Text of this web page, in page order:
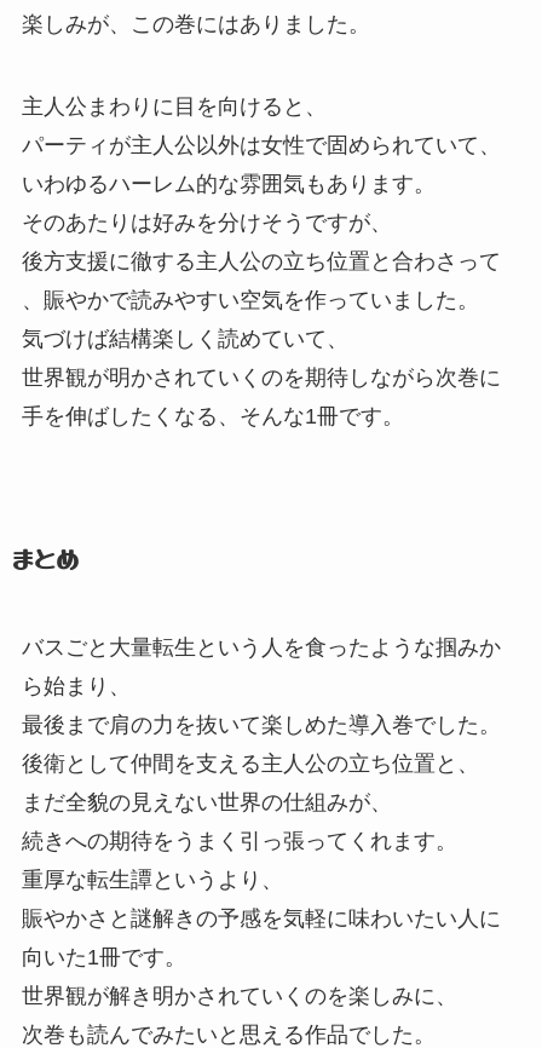
楽しみが、 この巻にはありました。
主人公まわりに目を向けると、
パーティが主人公以外は女性で固められていて、
いわゆるハーレム的な雰囲気もあります。
そのあたりは好みを分けそうですが、
後方支援に徹する主人公の立ち位置と合わさって
、 賑やかで読みやすい空気を作っていました。
気づけば結構楽しく読めていて、
世界観が明かされていくのを期待しながら次巻に
手を伸ばしたくなる、 そんな1冊です。
まとめ
バスごと大量転生という人を食ったような掴みか
ら始まり、
最後まで肩の力を抜いて楽しめた導入巻でした。
後衛として仲間を支える主人公の立ち位置と、
まだ全貌の見えない世界の仕組みが、
続きへの期待をうまく引っ張ってくれます。
重厚な転生譚というより、
賑やかさと謎解きの予感を気軽に味わいたい人に
向いた1冊です。
世界観が解き明かされていくのを楽しみに、
次巻も読んでみたいと思える作品でした。